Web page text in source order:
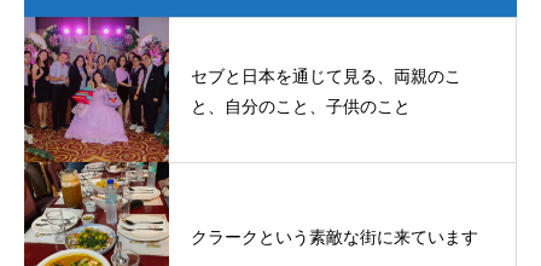
セブと日本を通じて見る、両親のこ
と、自分のこと、子供のこと
クラークという素敵な街に来ています